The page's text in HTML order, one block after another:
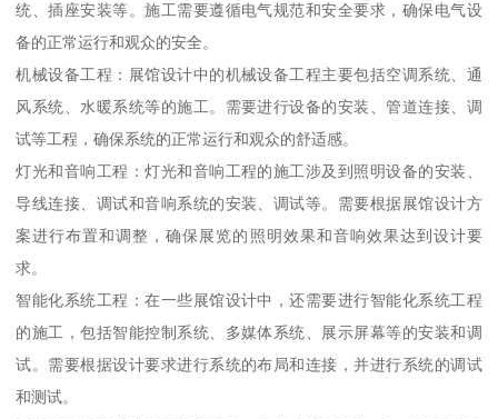
统、插座安装等。施工需要遵循电气规范和安全要求，确保电气设
备的正常运行和观众的安全。
机械设备工程：展馆设计中的机械设备工程主要包括空调系统、通
风系统、水暖系统等的施工。需要进行设备的安装、管道连接、调
试等工程，确保系统的正常运行和观众的舒适感。
灯光和音响工程：灯光和音响工程的施工涉及到照明设备的安装、
导线连接、调试和音响系统的安装、调试等。需要根据展馆设计方
案进行布置和调整，确保展览的照明效果和音响效果达到设计要
求。
智能化系统工程：在一些展馆设计中，还需要进行智能化系统工程
的施工，包括智能控制系统、多媒体系统、展示屏幕等的安装和调
试。需要根据设计要求进行系统的布局和连接，并进行系统的调试
和测试。